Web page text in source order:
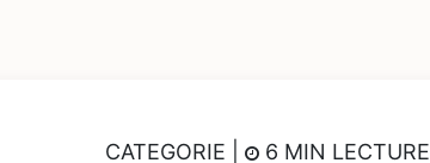
CATEGORIE | 6 MIN LECTURE